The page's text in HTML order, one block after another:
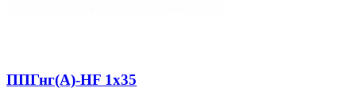
ППГнг(А)-HF 1х35